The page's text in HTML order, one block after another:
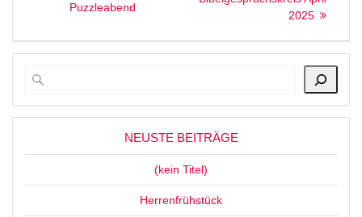
Beitrag:
Puzzleabend
2025
NEUSTE BEITRÄGE
(kein Titel)
Herrenfrühstück